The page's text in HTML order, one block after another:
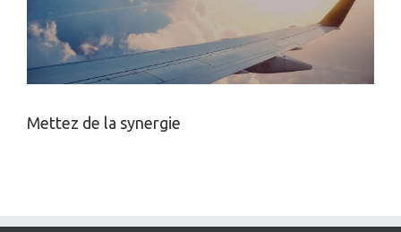
Mettez de la synergie